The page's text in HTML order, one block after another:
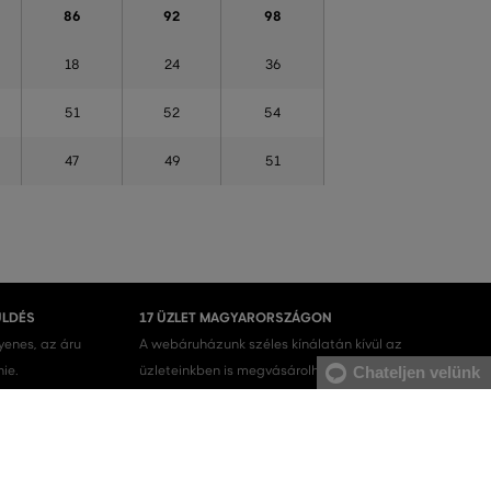
86 92 98
18 24 36
51 52 54
47 49 51
az áru
17 ÜZLET MAGYARORSZÁGON
A webáruházunk széles kínálatán kívül az
üzleteinkben is megvásárolhatja egyes termékeinket.
Chateljen velünk